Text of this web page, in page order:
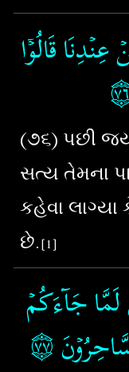
قَالُوۡۤا
(૭૬) પછી
સત્ય તેમના
કહેવા
છે.[1]
جَآءَكُمۡ​
۝٧٧